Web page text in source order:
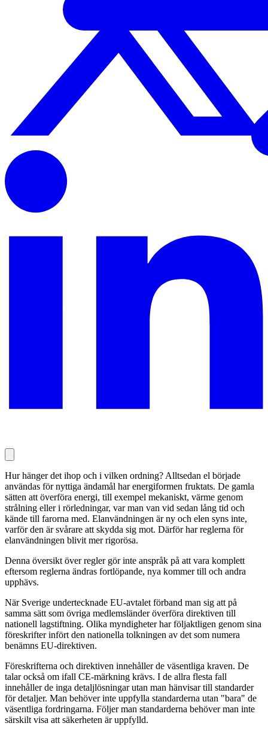
Hur hänger det ihop och i vilken ordning? Alltsedan el började
användas för nyttiga ändamål har energiformen fruktats. De gamla
sätten att överföra energi, till exempel mekaniskt, värme genom
strålning eller i rörledningar, var man van vid sedan lång tid och
kände till farorna med. Elanvändningen är ny och elen syns inte,
varför den är svårare att skydda sig mot. Därför har reglerna för
elanvändningen blivit mer rigorösa.
Denna översikt över regler gör inte anspråk på att vara komplett
eftersom reglerna ändras fortlöpande, nya kommer till och andra
upphävs.
När Sverige undertecknade EU-avtalet förband man sig att på
samma sätt som övriga medlemsländer överföra direktiven till
nationell lagstiftning. Olika myndigheter har följaktligen genom sina
föreskrifter infört den nationella tolkningen av det som numera
benämns EU-direktiven.
Föreskrifterna och direktiven innehåller de väsentliga kraven. De
talar också om ifall CE-märkning krävs. I de allra flesta fall
innehåller de inga detaljlösningar utan man hänvisar till standarder
för detaljer. Man behöver inte uppfylla standarderna utan "bara" de
väsentliga fordringarna. Följer man standarderna behöver man inte
särskilt visa att säkerheten är uppfylld.